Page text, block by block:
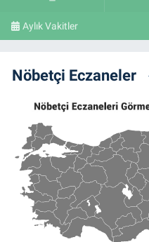
Aylık Vakitler
Nöbetçi Eczaneler